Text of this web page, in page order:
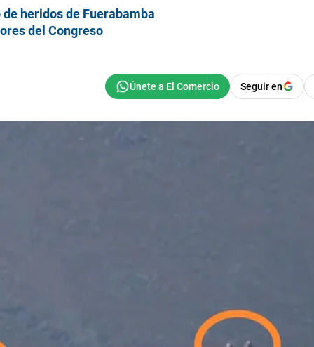
heridos de Fuerabamba
del Congreso
Seguir en